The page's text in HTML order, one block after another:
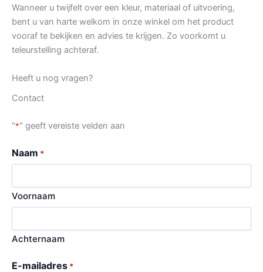
Wanneer u twijfelt over een kleur, materiaal of uitvoering,
bent u van harte welkom in onze winkel om het product
vooraf te bekijken en advies te krijgen. Zo voorkomt u
teleurstelling achteraf.
Heeft u nog vragen?
Contact
"*" geeft vereiste velden aan
Naam *
Voornaam
Achternaam
E-mailadres *